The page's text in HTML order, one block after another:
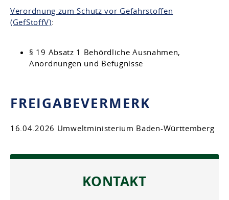
Verordnung zum Schutz vor Gefahrstoffen
(GefStoffV):
§ 19 Absatz 1 Behördliche Ausnahmen,
Anordnungen und Befugnisse
FREIGABEVERMERK
16.04.2026 Umweltministerium Baden-Württemberg
KONTAKT